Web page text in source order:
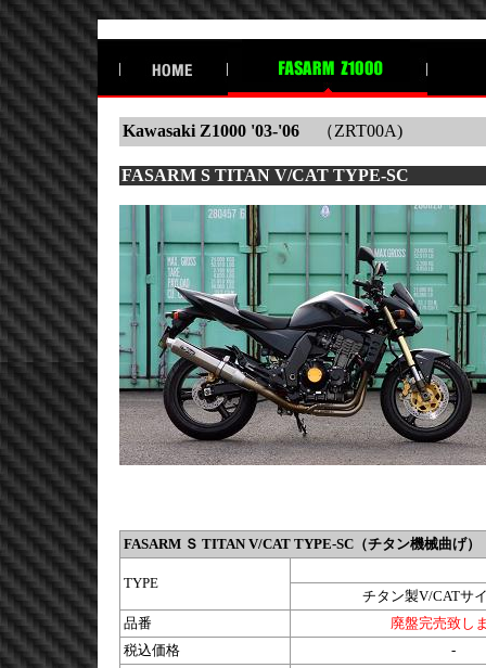
Kawasaki Z1000 '03-'06 （ZRT00A)
FASARM S TITAN V/CAT TYPE-SC
FASARM Ｓ TITAN V/CAT TYPE-SC（チタン機械曲げ）
TYPE
チタン製V/CATサ
品番
廃盤完売致し
税込価格
-